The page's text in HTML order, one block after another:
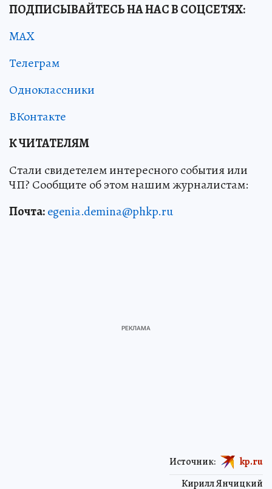
ПОДПИСЫВАЙТЕСЬ НА НАС В СОЦСЕТЯХ:
MAX
Телеграм
Одноклассники
ВКонтакте
К ЧИТАТЕЛЯМ
Стали свидетелем интересного события или
ЧП? Сообщите об этом нашим журналистам:
Почта:egenia.demina@phkp.ru
Кирилл Янчицкий
Источник: kp.ru